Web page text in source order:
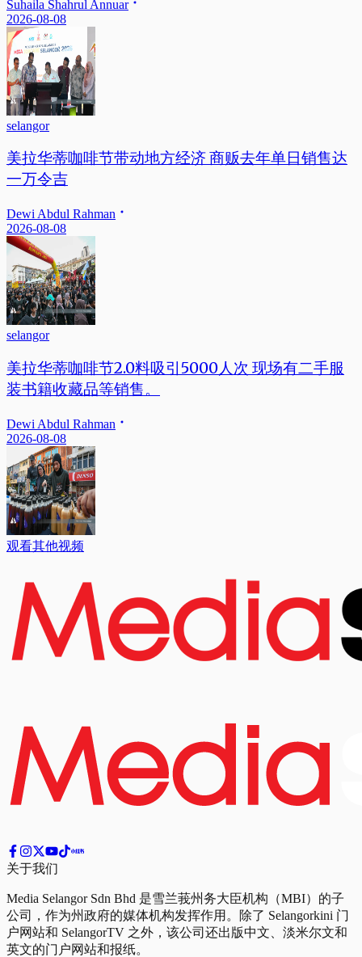
Suhaila Shahrul Annuar
2026-08-08
selangor
美拉华蒂咖啡节带动地方经济 商贩去年单日销售达
一万令吉
Dewi Abdul Rahman
2026-08-08
selangor
美拉华蒂咖啡节2.0料吸引5000人次 现场有二手服
装书籍收藏品等销售。
Dewi Abdul Rahman
2026-08-08
观看其他视频
关于我们
Media Selangor Sdn Bhd 是雪兰莪州务大臣机构（MBI）的子
公司，作为州政府的媒体机构发挥作用。除了 Selangorkini 门
户网站和 SelangorTV 之外，该公司还出版中文、淡米尔文和
英文的门户网站和报纸。